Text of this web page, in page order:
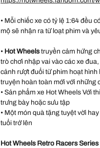
• Mỗi chiếc xe có tỷ lệ 1:64 đều
mộ sẽ nhận ra từ loạt phim và
• Hot Wheelstruyền cảm hứng
trò chơi nhập vai vào các xe
cảnh rượt đuổi từ phim hoạt
truyện hoàn toàn mới với những
• Sản phẩm xe Hot Wheels Với
trưng bày hoặc sưu tập
• Một món quà tặng tuyệt vời
tuổi trở lên
Hot Wheels Retro Racers